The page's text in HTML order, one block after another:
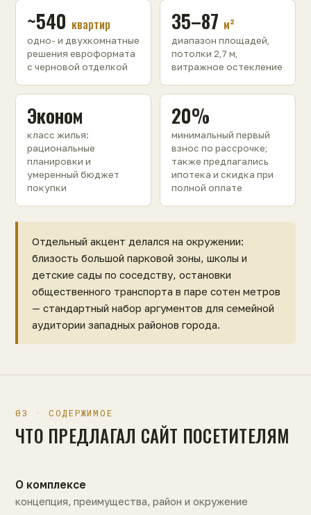
~540 квартир
одно- и двухкомнатные
решения евроформата
с черновой отделкой
35–87 м²
диапазон площадей,
потолки 2,7 м,
витражное остекление
Эконом
класс жилья:
рациональные
планировки и
умеренный бюджет
покупки
20%
минимальный первый
взнос по рассрочке;
также предлагались
ипотека и скидка при
полной оплате
Отдельный акцент делался на окружении:
близость большой парковой зоны, школы и
детские сады по соседству, остановки
общественного транспорта в паре сотен метров
— стандартный набор аргументов для семейной
аудитории западных районов города.
03 · СОДЕРЖИМОЕ
ЧТО ПРЕДЛАГАЛ САЙТ ПОСЕТИТЕЛЯМ
О комплексе
концепция, преимущества, район и окружение